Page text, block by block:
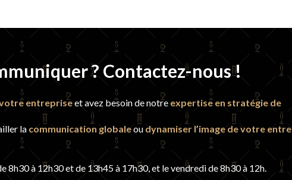
? Contactez-nous !
entrepriseet avez besoin de notre expertise en stratégie de
la communication globaleou dynamiser l’image de votre
8h30 à 12h30 et de 13h45 à 17h30, et le vendredi de 8h30 à 12h.